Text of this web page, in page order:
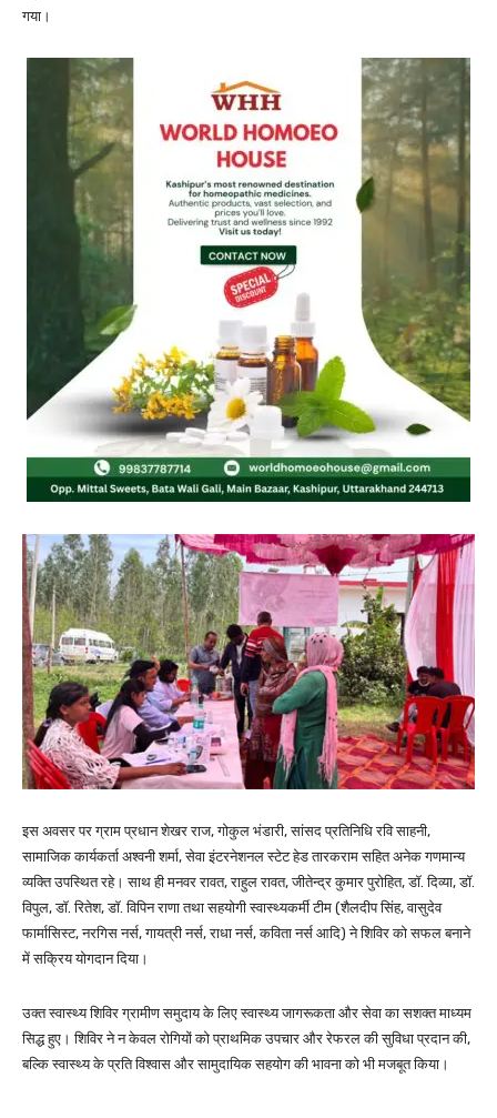
गया।
इस अवसर पर ग्राम प्रधान शेखर राज, गोकुल भंडारी, सांसद प्रतिनिधि रवि साहनी,
सामाजिक कार्यकर्ता अश्वनी शर्मा, सेवा इंटरनेशनल स्टेट हेड तारकराम सहित अनेक गणमान्य
व्यक्ति उपस्थित रहे। साथ ही मनवर रावत, राहुल रावत, जीतेन्द्र कुमार पुरोहित, डॉ. दिव्या, डॉ.
विपुल, डॉ. रितेश, डॉ. विपिन राणा तथा सहयोगी स्वास्थ्यकर्मी टीम (शैलदीप सिंह, वासुदेव
फार्मासिस्ट, नरगिस नर्स, गायत्री नर्स, राधा नर्स, कविता नर्स आदि) ने शिविर को सफल बनाने
में सक्रिय योगदान दिया।
उक्त स्वास्थ्य शिविर ग्रामीण समुदाय के लिए स्वास्थ्य जागरूकता और सेवा का सशक्त माध्यम
सिद्ध हुए। शिविर ने न केवल रोगियों को प्राथमिक उपचार और रेफरल की सुविधा प्रदान की,
बल्कि स्वास्थ्य के प्रति विश्वास और सामुदायिक सहयोग की भावना को भी मजबूत किया।